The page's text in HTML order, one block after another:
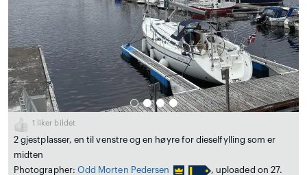
1 liker bildet
2 gjestplasser, en til venstre og en høyre for dieselfylling som er
midten
Photographer: Odd Morten Pedersen
, uploaded on 27.